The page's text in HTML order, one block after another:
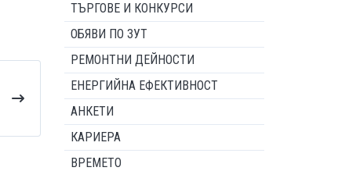
ТЪРГОВЕ И КОНКУРСИ
ОБЯВИ ПО ЗУТ
РЕМОНТНИ ДЕЙНОСТИ
ЕНЕРГИЙНА ЕФЕКТИВНОСТ
АНКЕТИ
КАРИЕРА
ВРЕМЕТО